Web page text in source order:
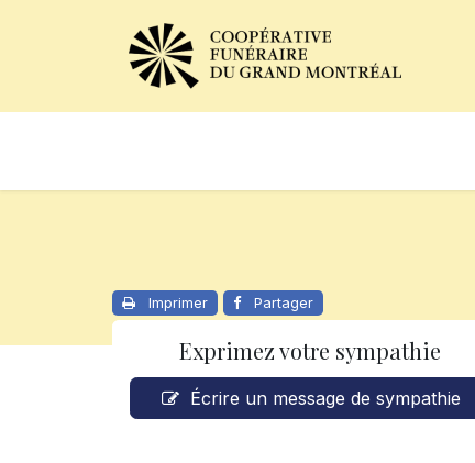
Imprimer Partager
Exprimez votre sympathie
Écrire un message de sympathie